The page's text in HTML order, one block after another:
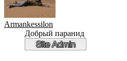
Armankessilon
Добрый паранид